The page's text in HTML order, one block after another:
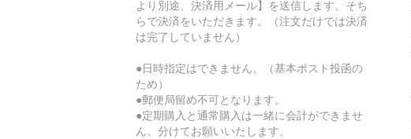
より別途、決済用メール】を送信します。そち
らで決済をいただきます。（注文だけでは決済
は完了していません）
●日時指定はできません。（基本ポスト投函の
ため）
●郵便局留め不可となります。
●定期購入と通常購入は一緒に会計ができませ
ん。分けてお願いいたします。